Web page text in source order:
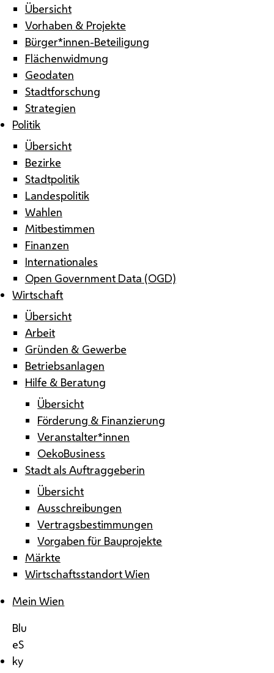
Übersicht
Vorhaben & Projekte
Bürger*innen-Beteiligung
Flächenwidmung
Geodaten
Stadtforschung
Strategien
Politik
Übersicht
Bezirke
Stadtpolitik
Landespolitik
Wahlen
Mitbestimmen
Finanzen
Internationales
Open Government Data (OGD)
Wirtschaft
Übersicht
Arbeit
Gründen & Gewerbe
Betriebsanlagen
Hilfe & Beratung
Übersicht
Förderung & Finanzierung
Veranstalter*innen
OekoBusiness
Stadt als Auftraggeberin
Übersicht
Ausschreibungen
Vertragsbestimmungen
Vorgaben für Bauprojekte
Märkte
Wirtschaftsstandort Wien
Mein Wien
Blu
eS
ky